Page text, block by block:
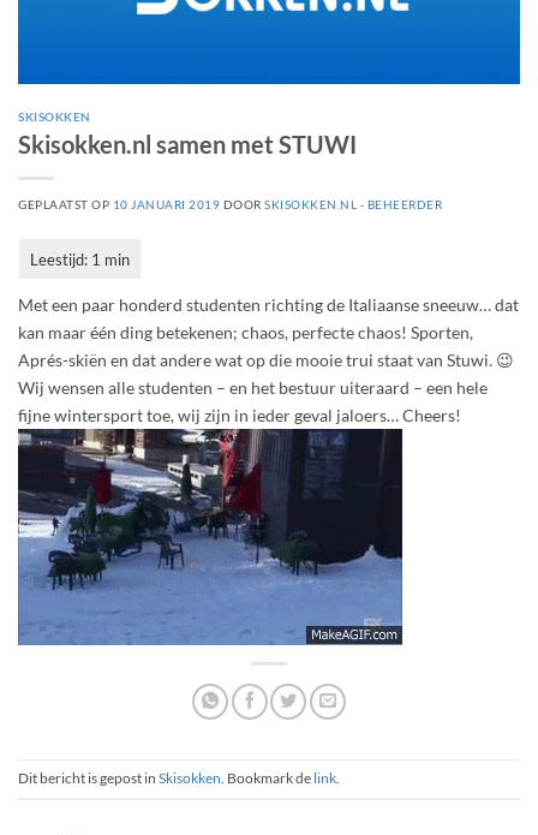
SKISOKKEN
Skisokken.nl samen met STUWI
GEPLAATST OP 10 JANUARI 2019 DOORSKISOKKEN.NL - BEHEERDER
Met een paar honderd studenten richting de Italiaanse sneeuw… dat
kan maar één ding betekenen; chaos, perfecte chaos! Sporten,
Aprés-skiën en dat andere wat op die mooie trui staat van Stuwi. 😉
Wij wensen alle studenten – en het bestuur uiteraard – een hele
fijne wintersport toe, wij zijn in ieder geval jaloers… Cheers!
Dit bericht is gepost in Skisokken . Bookmark de link